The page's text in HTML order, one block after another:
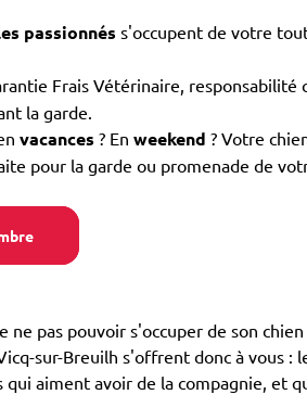
passionnés s'occupent de votre
Frais Vétérinaire,
la garde.
vacances ? En weekend ? Votre
pour la garde ou promenade de
ne pas pouvoir s'occuper de son
sur-Breuilh s'offrent donc à vous :
qui aiment avoir de la compagnie, et